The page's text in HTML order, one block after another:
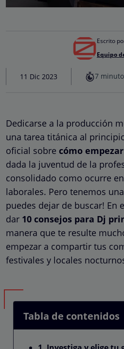
Escrito
Equipo
11 Dic 2023 7
Dedicarse a la producción
una tarea titánica al
oficial sobre cómo
dada la juventud de la
consolidado como ocurre
laborales. Pero tenemos
puedes dejar de buscar! En
dar 10 consejos para Dj
manera que te resulte
empezar a compartir tus
festivales y locales
Tabla de contenidos